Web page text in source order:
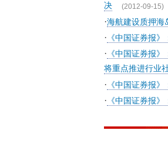
决 (2012-09-15)
·海航建设质押海
· 《中国证券报
· 《中国证券报
将重点推进行业
· 《中国证券报
· 《中国证券报